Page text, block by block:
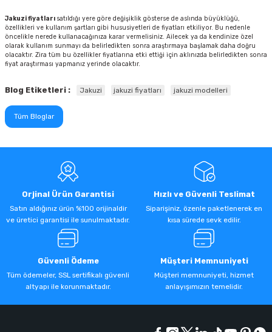
Jakuzi fiyatları satıldığı yere göre değişiklik gösterse de aslında büyüklüğü,
özellikleri ve kullanım şartları gibi hususiyetleri de fiyatları etkiliyor. Bu nedenle
öncelikle nerede kullanacağınıza karar vermelisiniz. Ailecek ya da kendinize özel
olarak kullanım sunmayı da belirledikten sonra araştırmaya başlamak daha doğru
olacaktır. Zira tüm bu özellikler fiyatlarına etki ettiği için aklınızda belirledikten sonra
fiyat araştırması yapmanız yerinde olacaktır.
Blog Etiketleri : Jakuzi jakuzi fiyatları jakuzi modelleri
Tüm Bloglar
Orjinal Ürün Garantisi
Satın aldığınız ürün %100 orijinaldir
ve üretici garantisi ile sunulmaktadır.
Hızlı ve Güvenli Teslimat
Siparişiniz, özenle paketlenerek en
kısa sürede sevk edilir.
Güvenli Ödeme
Tüm ödemeler, SSL sertifikalı güvenli
altyapı ile korunmaktadır.
Müşteri Memnuniyeti
Müşteri memnuniyeti, hizmet
anlayışımızın temelidir.